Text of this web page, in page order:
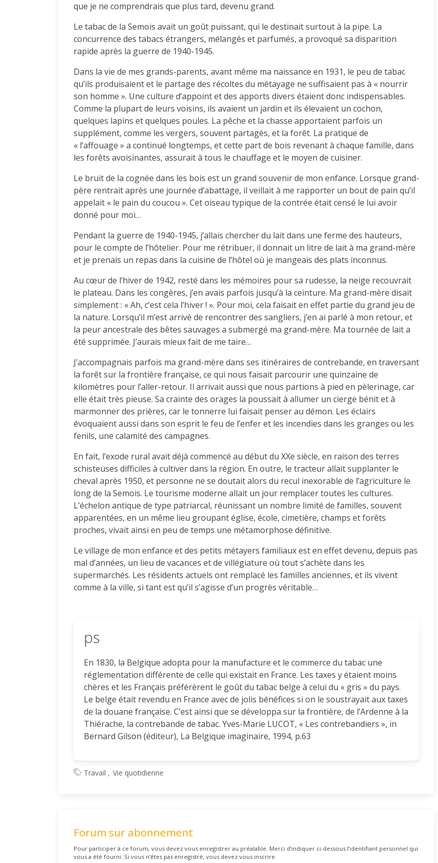
que je ne comprendrais que plus tard, devenu grand.
Le tabac de la Semois avait un goût puissant, qui le destinait surtout à la pipe. La
concurrence des tabacs étrangers, mélangés et parfumés, a provoqué sa disparition
rapide après la guerre de 1940-1945.
Dans la vie de mes grands-parents, avant même ma naissance en 1931, le peu de tabac
qu’ils produisaient et le partage des récoltes du métayage ne suffisaient pas à « nourrir
son homme ». Une culture d’appoint et des apports divers étaient donc indispensables.
Comme la plupart de leurs voisins, ils avaient un jardin et ils élevaient un cochon,
quelques lapins et quelques poules. La pêche et la chasse apportaient parfois un
supplément, comme les vergers, souvent partagés, et la forêt. La pratique de
« l’affouage » a continué longtemps, et cette part de bois revenant à chaque famille, dans
les forêts avoisinantes, assurait à tous le chauffage et le moyen de cuisiner.
Le bruit de la cognée dans les bois est un grand souvenir de mon enfance. Lorsque grand-
père rentrait après une journée d’abattage, il veillait à me rapporter un bout de pain qu’il
appelait « le pain du coucou ». Cet oiseau typique de la contrée était censé le lui avoir
donné pour moi…
Pendant la guerre de 1940-1945, j’allais chercher du lait dans une ferme des hauteurs,
pour le compte de l’hôtelier. Pour me rétribuer, il donnait un litre de lait à ma grand-mère
et je prenais un repas dans la cuisine de l’hôtel où je mangeais des plats inconnus.
Au cœur de l’hiver de 1942, resté dans les mémoires pour sa rudesse, la neige recouvrait
le plateau. Dans les congères, j’en avais parfois jusqu’à la ceinture. Ma grand-mère disait
simplement : « Ah, c’est cela l’hiver ! ». Pour moi, cela faisait en effet partie du grand jeu de
la nature. Lorsqu’il m’est arrivé de rencontrer des sangliers, j’en ai parlé à mon retour, et
la peur ancestrale des bêtes sauvages a submergé ma grand-mère. Ma tournée de lait a
été supprimée. J’aurais mieux fait de me taire…
J’accompagnais parfois ma grand-mère dans ses itinéraires de contrebande, en traversant
la forêt sur la frontière française, ce qui nous faisait parcourir une quinzaine de
kilomètres pour l’aller-retour. Il arrivait aussi que nous partions à pied en pèlerinage, car
elle était très pieuse. Sa crainte des orages la poussait à allumer un cierge bénit et à
marmonner des prières, car le tonnerre lui faisait penser au démon. Les éclairs
évoquaient aussi dans son esprit le feu de l’enfer et les incendies dans les granges ou les
fenils, une calamité des campagnes.
En fait, l’exode rural avait déjà commencé au début du XXe siècle, en raison des terres
schisteuses difficiles à cultiver dans la région. En outre, le tracteur allait supplanter le
cheval après 1950, et personne ne se doutait alors du recul inexorable de l’agriculture le
long de la Semois. Le tourisme moderne allait un jour remplacer toutes les cultures.
L’échelon antique de type patriarcal, réunissant un nombre limité de familles, souvent
apparentées, en un même lieu groupant église, école, cimetière, champs et forêts
proches, vivait ainsi en peu de temps une métamorphose définitive.
Le village de mon enfance et des petits métayers familiaux est en effet devenu, depuis pas
mal d’années, un lieu de vacances et de villégiature où tout s’achète dans les
supermarchés. Les résidents actuels ont remplacé les familles anciennes, et ils vivent
comme à la ville, si tant est qu’il s’agisse d’un progrès véritable…
ps
En 1830, la Belgique adopta pour la manufacture et le commerce du tabac une
réglementation différente de celle qui existait en France. Les taxes y étaient moins
chères et les Français préférèrent le goût du tabac belge à celui du « gris » du pays.
Le belge était revendu en France avec de jolis bénéfices si on le soustrayait aux taxes
de la douane française. C’est ainsi que se développa sur la frontière, de l’Ardenne à la
Thiérache, la contrebande de tabac. Yves-Marie LUCOT, « Les contrebandiers », in
Bernard Gilson (éditeur), La Belgique imaginaire, 1994, p.63
Travail Vie quotidienne
Forum sur abonnement
Pour participer à ce forum, vous devez vous enregistrer au préalable. Merci d’indiquer ci-dessous l’identifiant personnel qui
vous a été fourni. Si vous n’êtes pas enregistré, vous devez vous inscrire.